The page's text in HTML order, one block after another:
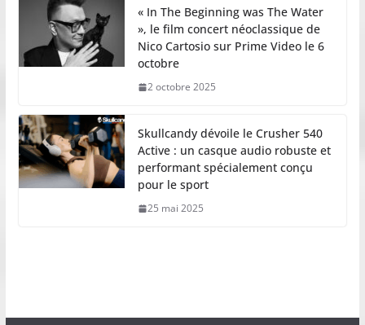
« In The Beginning was The Water
», le film concert néoclassique de
Nico Cartosio sur Prime Video le 6
octobre
2 octobre 2025
Skullcandy dévoile le Crusher 540
Active : un casque audio robuste et
performant spécialement conçu
pour le sport
25 mai 2025